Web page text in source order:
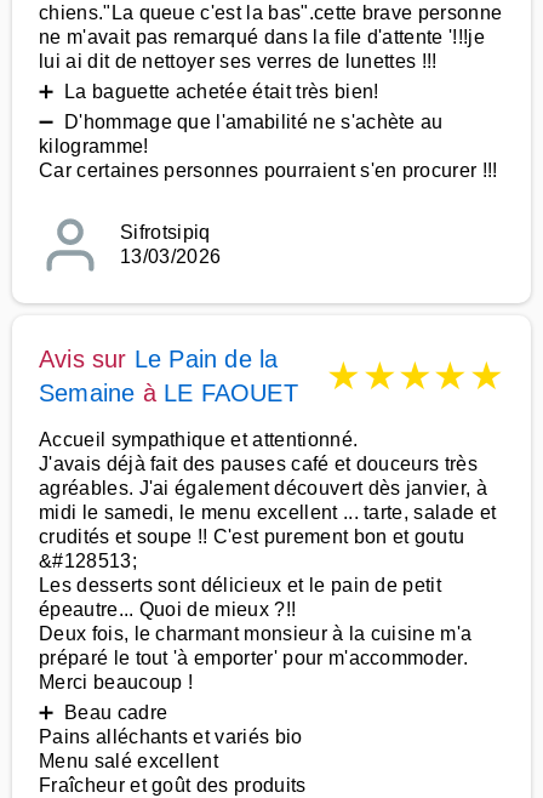
chiens."La queue c'est la bas".cette brave personne
ne m'avait pas remarqué dans la file d'attente '!!!je
lui ai dit de nettoyer ses verres de lunettes !!!
➕ La baguette achetée était très bien!
➖ D'hommage que l'amabilité ne s'achète au
kilogramme!
Car certaines personnes pourraient s'en procurer !!!
Sifrotsipiq
13/03/2026
Avis sur Le Pain de la
Semaine à LE FAOUET ★★★★★
Accueil sympathique et attentionné.
J'avais déjà fait des pauses café et douceurs très
agréables. J'ai également découvert dès janvier, à
midi le samedi, le menu excellent ... tarte, salade et
crudités et soupe !! C'est purement bon et goutu
&#128513;
Les desserts sont délicieux et le pain de petit
épeautre... Quoi de mieux ?!!
Deux fois, le charmant monsieur à la cuisine m'a
préparé le tout 'à emporter' pour m'accommoder.
Merci beaucoup !
➕ Beau cadre
Pains alléchants et variés bio
Menu salé excellent
Fraîcheur et goût des produits